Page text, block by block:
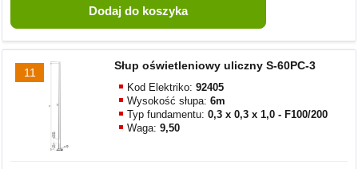
11
Słup oświetleniowy uliczny S-60PC-3
Kod Elektriko:92405
Wysokość słupa:6m
Typ fundamentu:0,3 x 0,3 x 1,0 - F100/200
Waga:9,50